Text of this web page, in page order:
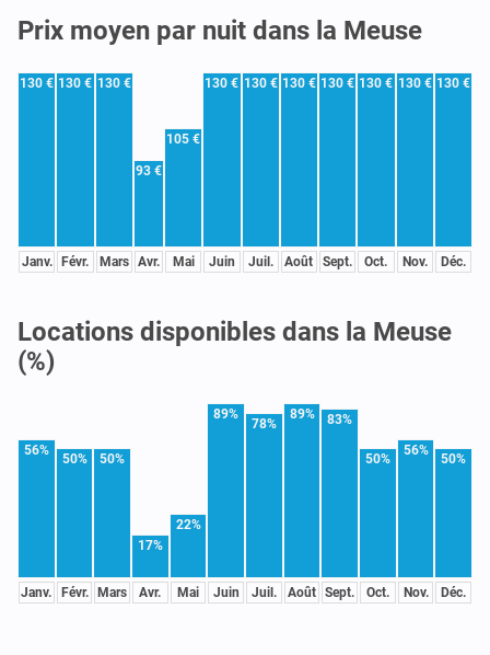
Prix moyen par nuit dans la Meuse
130 €
Janv.
130 €
Févr.
130 €
Mars
93 €
Avr.
105 €
Mai
130 €
Juin
130 €
Juil.
130 €
Août
130 €
Sept.
130 €
Oct.
130 €
Nov.
130 €
Déc.
Locations disponibles dans la Meuse
(%)
56%
Janv.
50%
Févr.
50%
Mars
17%
Avr.
22%
Mai
89%
Juin
78%
Juil.
89%
Août
83%
Sept.
50%
Oct.
56%
Nov.
50%
Déc.